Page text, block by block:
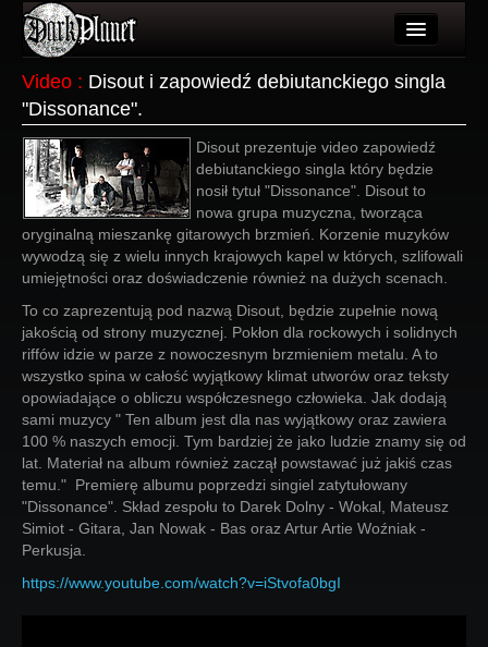
Użytkownicy
Wydarzenia
Galeria
Forum
Więcej
Login
Video : Disout i zapowiedź debiutanckiego singla
"Dissonance".
Disout prezentuje video zapowiedź
debiutanckiego singla który będzie
nosił tytuł "Dissonance". Disout to
nowa grupa muzyczna, tworząca
oryginalną mieszankę gitarowych brzmień. Korzenie muzyków
wywodzą się z wielu innych krajowych kapel w których, szlifowali
umiejętności oraz doświadczenie również na dużych scenach.
To co zaprezentują pod nazwą Disout, będzie zupełnie nową
jakością od strony muzycznej. Pokłon dla rockowych i solidnych
riffów idzie w parze z nowoczesnym brzmieniem metalu. A to
wszystko spina w całość wyjątkowy klimat utworów oraz teksty
opowiadające o obliczu współczesnego człowieka. Jak dodają
sami muzycy " Ten album jest dla nas wyjątkowy oraz zawiera
100 % naszych emocji. Tym bardziej że jako ludzie znamy się od
lat. Materiał na album również zaczął powstawać już jakiś czas
temu." Premierę albumu poprzedzi singiel zatytułowany
"Dissonance". Skład zespołu to Darek Dolny - Wokal, Mateusz
Simiot - Gitara, Jan Nowak - Bas oraz Artur Artie Woźniak -
Perkusja.
https://www.youtube.com/watch?v=iStvofa0bgI